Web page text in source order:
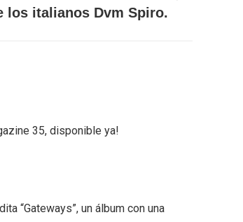
los italianos Dvm Spiro.
35, disponible ya!
“Gateways”, un álbum con una